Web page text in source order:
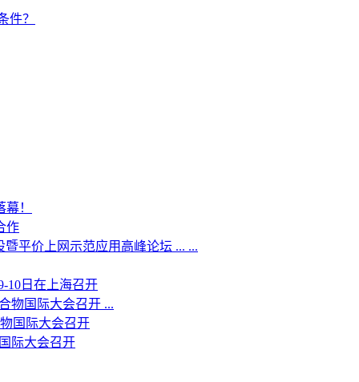
件？
！
作
平价上网示范应用高峰论坛 ... ...
10日在上海召开
物国际大会召开 ...
国际大会召开
际大会召开